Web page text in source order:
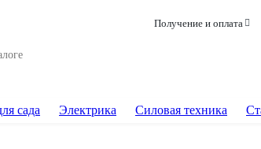
Получение и оплата
сада Электрика Силовая техника